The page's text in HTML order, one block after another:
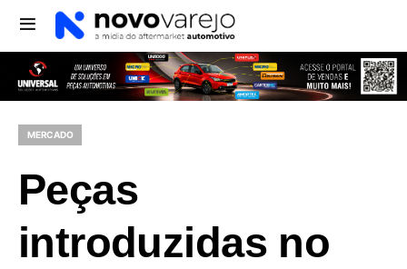
MERCADO
Peças
introduzidas no